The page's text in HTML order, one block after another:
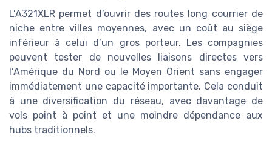
L’A321XLR permet d’ouvrir des routes long courrier de
niche entre villes moyennes, avec un coût au siège
inférieur à celui d’un gros porteur. Les compagnies
peuvent tester de nouvelles liaisons directes vers
l’Amérique du Nord ou le Moyen Orient sans engager
immédiatement une capacité importante. Cela conduit
à une diversification du réseau, avec davantage de
vols point à point et une moindre dépendance aux
hubs traditionnels.